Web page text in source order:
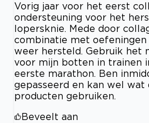
Vorig jaar voor het eerst
ondersteuning voor het
lopersknie. Mede door
combinatie met oefeningen
weer hersteld. Gebruik het
voor mijn botten in trainen
eerste marathon. Ben
gepasseerd en kan wel wat
producten gebruiken.
Beveelt aan